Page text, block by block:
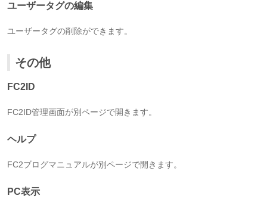
ユーザータグの編集
ユーザータグの削除ができます。
その他
FC2ID
FC2ID管理画面が別ページで開きます。
ヘルプ
FC2ブログマニュアルが別ページで開きます。
PC表示